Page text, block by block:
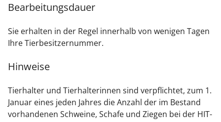
Bearbeitungsdauer
Sie erhalten in der Regel innerhalb von wenigen Tagen
Ihre Tierbesitzernummer.
Hinweise
Tierhalter und Tierhalterinnen sind verpflichtet, zum 1.
Januar eines jeden Jahres die Anzahl der im Bestand
vorhandenen Schweine, Schafe und Ziegen bei der HIT-